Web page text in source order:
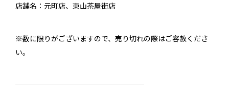
店舗名：元町店、東山茶屋街店
※数に限りがございますので、売り切れの際はご容赦くださ
い。
──────────────────